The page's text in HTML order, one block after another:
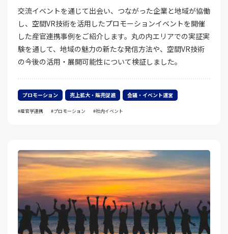
交流イベントを通じて出会い、つながった企業と地域が協働
し、空間VR技術を活用したプロモーションイベントを開催
した産官連携事例をご紹介します。丸の内エリアでの実証実
験を通して、地域の魅力の新たな発信方法や、空間VR技術
の今後の活用・展開可能性について検証しました。
プロモーション 売上拡大・販売促進 会議・イベント運営
産官学連携 プロモーション 社内イベント